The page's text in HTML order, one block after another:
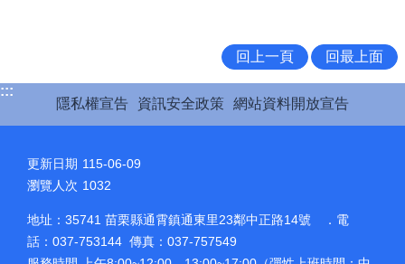
回上一頁 回最上面
:::
隱私權宣告
資訊安全政策 網站資料開放宣告
更新日期 115-06-09
瀏覽人次 1032
地址：35741 苗栗縣通霄鎮通東里23鄰中正路14號 ．電
話：037-753144 傳真：037-757549